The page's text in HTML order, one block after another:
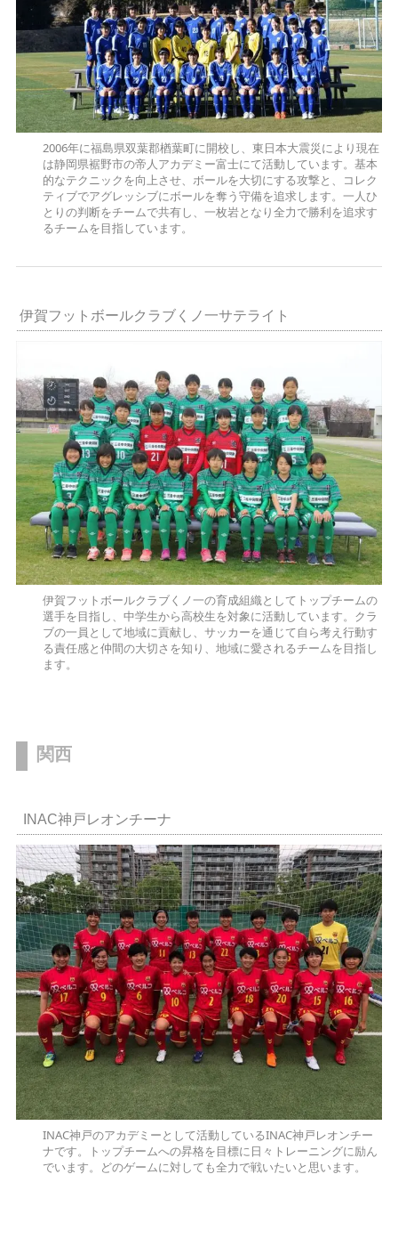
2006年に福島県双葉郡楢葉町に開校し、東日本大震災により現在
は静岡県裾野市の帝人アカデミー富士にて活動しています。基本
的なテクニックを向上させ、ボールを大切にする攻撃と、コレク
ティブでアグレッシブにボールを奪う守備を追求します。一人ひ
とりの判断をチームで共有し、一枚岩となり全力で勝利を追求す
るチームを目指しています。
伊賀フットボールクラブくノ一サテライト
伊賀フットボールクラブくノ一の育成組織としてトップチームの
選手を目指し、中学生から高校生を対象に活動しています。クラ
ブの一員として地域に貢献し、サッカーを通じて自ら考え行動す
る責任感と仲間の大切さを知り、地域に愛されるチームを目指し
ます。
関西
INAC神戸レオンチーナ
INAC神戸のアカデミーとして活動しているINAC神戸レオンチー
ナです。トップチームへの昇格を目標に日々トレーニングに励ん
でいます。どのゲームに対しても全力で戦いたいと思います。